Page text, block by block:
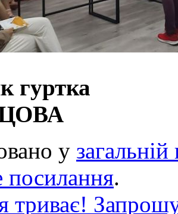
у загальній
посилання.
триває!